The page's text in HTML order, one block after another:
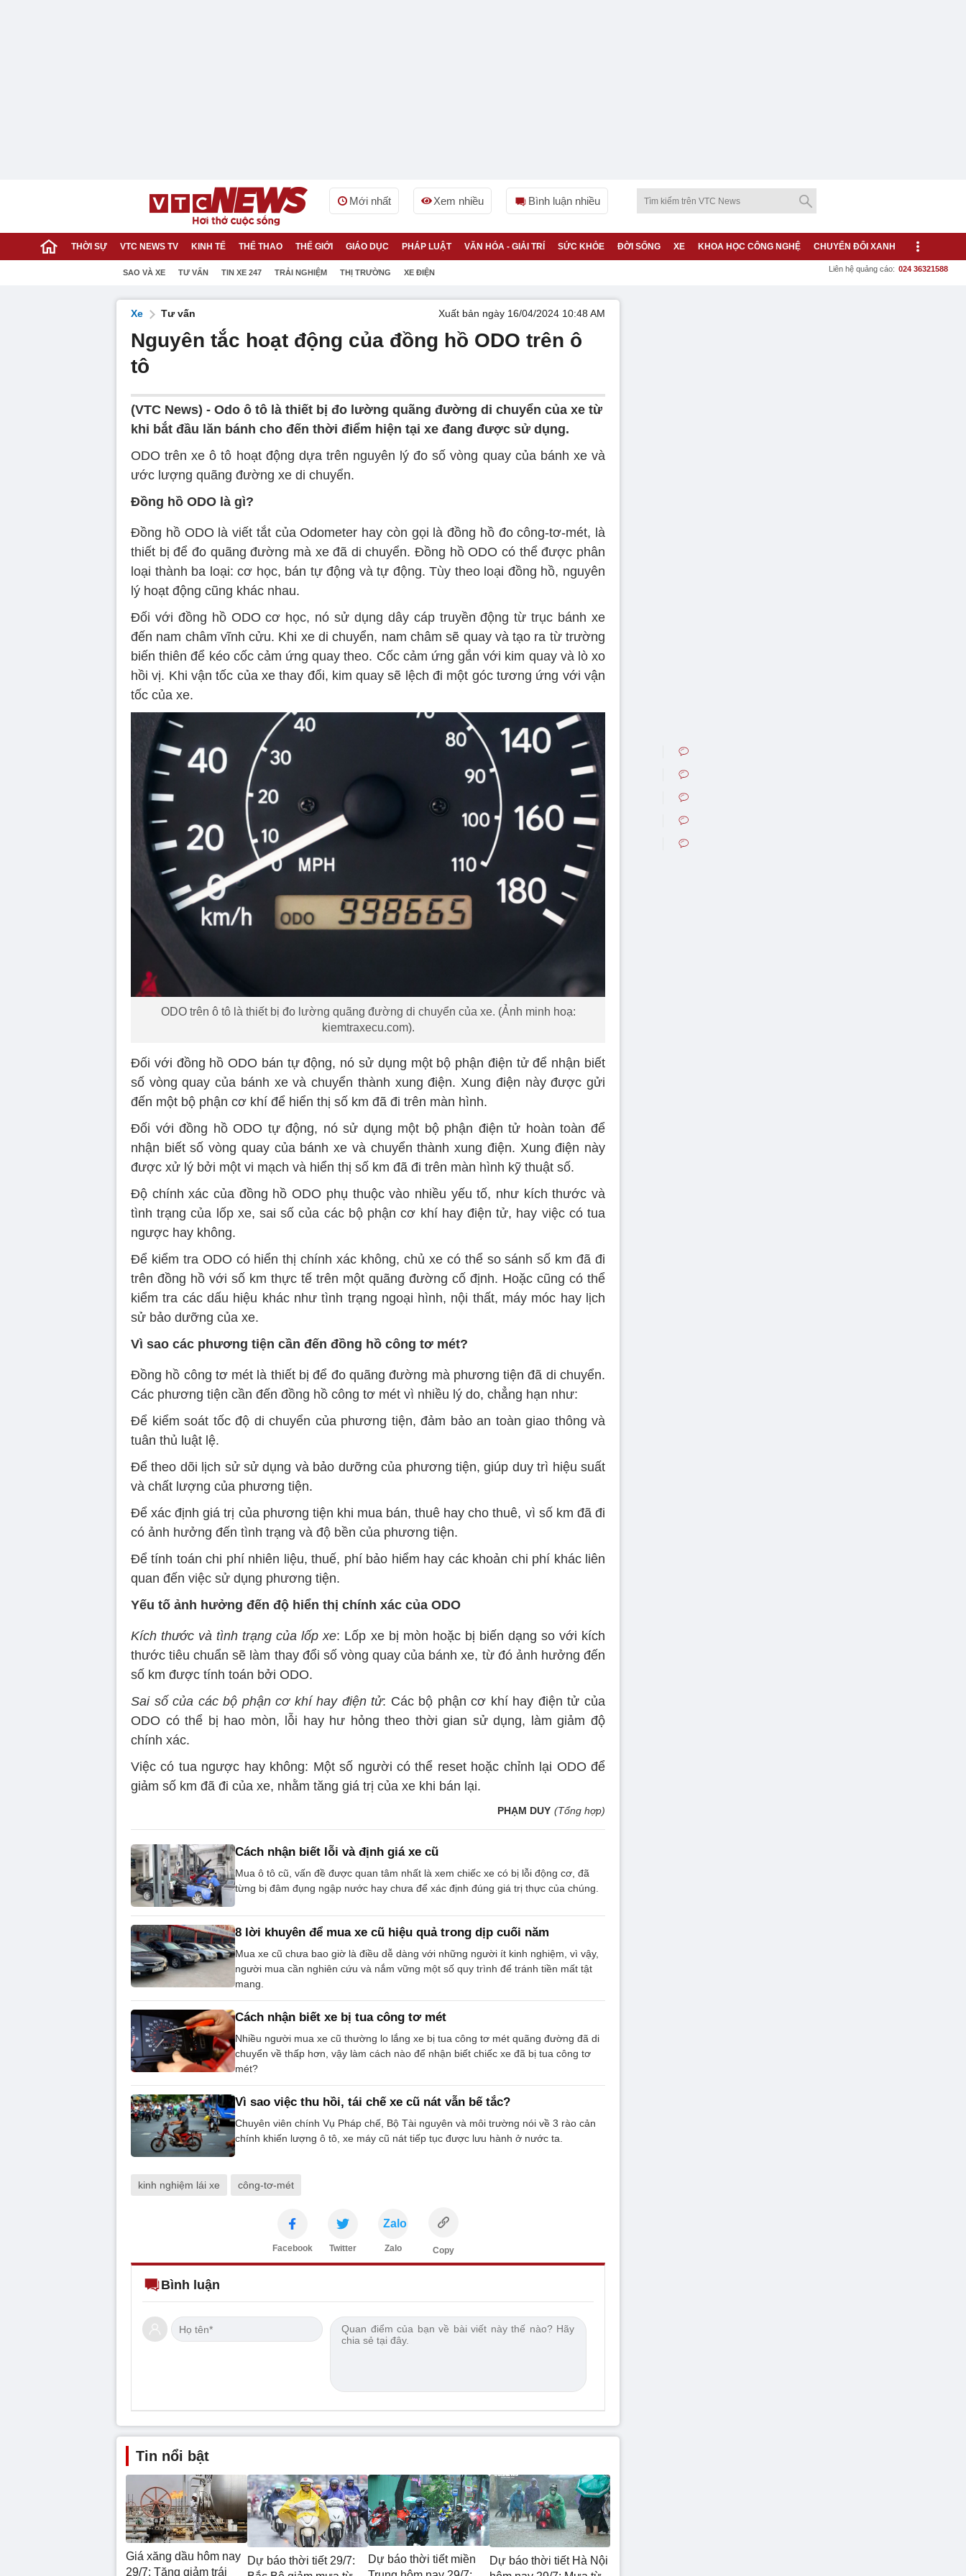
Mới nhất Xem nhiều Bình luận nhiều
THỜI SỰ VTC NEWS TV KINH TẾ THỂ THAO THẾ GIỚI GIÁO DỤC PHÁP LUẬT VĂN HÓA - GIẢI TRÍ SỨC KHỎE ĐỜI SỐNG XE KHOA HỌC CÔNG NGHỆ CHUYỂN ĐỔI XANH
SAO VÀ XE TƯ VẤN TIN XE 247 TRẢI NGHIỆM THỊ TRƯỜNG XE ĐIỆN Liên hệ quảng cáo: 024 36321588
Xe Tư vấn Xuất bản ngày 16/04/2024 10:48 AM
Nguyên tắc hoạt động của đồng hồ ODO trên ô
tô
(VTC News) - Odo ô tô là thiết bị đo lường quãng đường di chuyển của xe từ
khi bắt đầu lăn bánh cho đến thời điểm hiện tại xe đang được sử dụng.
ODO trên xe ô tô hoạt động dựa trên nguyên lý đo số vòng quay của bánh xe và
ước lượng quãng đường xe di chuyển.
Đồng hồ ODO là gì?
Đồng hồ ODO là viết tắt của Odometer hay còn gọi là đồng hồ đo công-tơ-mét, là
thiết bị để đo quãng đường mà xe đã di chuyển. Đồng hồ ODO có thể được phân
loại thành ba loại: cơ học, bán tự động và tự động. Tùy theo loại đồng hồ, nguyên
lý hoạt động cũng khác nhau.
Đối với đồng hồ ODO cơ học, nó sử dụng dây cáp truyền động từ trục bánh xe
đến nam châm vĩnh cửu. Khi xe di chuyển, nam châm sẽ quay và tạo ra từ trường
biến thiên để kéo cốc cảm ứng quay theo. Cốc cảm ứng gắn với kim quay và lò xo
hồi vị. Khi vận tốc của xe thay đổi, kim quay sẽ lệch đi một góc tương ứng với vận
tốc của xe.
ODO trên ô tô là thiết bị đo lường quãng đường di chuyển của xe. (Ảnh minh hoạ:
kiemtraxecu.com).
Đối với đồng hồ ODO bán tự động, nó sử dụng một bộ phận điện tử để nhận biết
số vòng quay của bánh xe và chuyển thành xung điện. Xung điện này được gửi
đến một bộ phận cơ khí để hiển thị số km đã đi trên màn hình.
Đối với đồng hồ ODO tự động, nó sử dụng một bộ phận điện tử hoàn toàn để
nhận biết số vòng quay của bánh xe và chuyển thành xung điện. Xung điện này
được xử lý bởi một vi mạch và hiển thị số km đã đi trên màn hình kỹ thuật số.
Độ chính xác của đồng hồ ODO phụ thuộc vào nhiều yếu tố, như kích thước và
tình trạng của lốp xe, sai số của các bộ phận cơ khí hay điện tử, hay việc có tua
ngược hay không.
Để kiểm tra ODO có hiển thị chính xác không, chủ xe có thể so sánh số km đã đi
trên đồng hồ với số km thực tế trên một quãng đường cố định. Hoặc cũng có thể
kiểm tra các dấu hiệu khác như tình trạng ngoại hình, nội thất, máy móc hay lịch
sử bảo dưỡng của xe.
Vì sao các phương tiện cần đến đồng hồ công tơ mét?
Đồng hồ công tơ mét là thiết bị để đo quãng đường mà phương tiện đã di chuyển.
Các phương tiện cần đến đồng hồ công tơ mét vì nhiều lý do, chẳng hạn như:
Để kiểm soát tốc độ di chuyển của phương tiện, đảm bảo an toàn giao thông và
tuân thủ luật lệ.
Để theo dõi lịch sử sử dụng và bảo dưỡng của phương tiện, giúp duy trì hiệu suất
và chất lượng của phương tiện.
Để xác định giá trị của phương tiện khi mua bán, thuê hay cho thuê, vì số km đã đi
có ảnh hưởng đến tình trạng và độ bền của phương tiện.
Để tính toán chi phí nhiên liệu, thuế, phí bảo hiểm hay các khoản chi phí khác liên
quan đến việc sử dụng phương tiện.
Yếu tố ảnh hưởng đến độ hiển thị chính xác của ODO
Kích thước và tình trạng của lốp xe: Lốp xe bị mòn hoặc bị biến dạng so với kích
thước tiêu chuẩn sẽ làm thay đổi số vòng quay của bánh xe, từ đó ảnh hưởng đến
số km được tính toán bởi ODO.
Sai số của các bộ phận cơ khí hay điện tử: Các bộ phận cơ khí hay điện tử của
ODO có thể bị hao mòn, lỗi hay hư hỏng theo thời gian sử dụng, làm giảm độ
chính xác.
Việc có tua ngược hay không: Một số người có thể reset hoặc chỉnh lại ODO để
giảm số km đã đi của xe, nhằm tăng giá trị của xe khi bán lại.
PHẠM DUY (Tổng hợp)
Cách nhận biết lỗi và định giá xe cũ
Mua ô tô cũ, vấn đề được quan tâm nhất là xem chiếc xe có bị lỗi động cơ, đã
từng bị đâm đụng ngập nước hay chưa để xác định đúng giá trị thực của chúng.
8 lời khuyên để mua xe cũ hiệu quả trong dịp cuối năm
Mua xe cũ chưa bao giờ là điều dễ dàng với những người ít kinh nghiệm, vì vậy,
người mua cần nghiên cứu và nắm vững một số quy trình để tránh tiền mất tật
mang.
Cách nhận biết xe bị tua công tơ mét
Nhiều người mua xe cũ thường lo lắng xe bị tua công tơ mét quãng đường đã di
chuyển về thấp hơn, vậy làm cách nào để nhận biết chiếc xe đã bị tua công tơ
mét?
Vì sao việc thu hồi, tái chế xe cũ nát vẫn bế tắc?
Chuyên viên chính Vụ Pháp chế, Bộ Tài nguyên và môi trường nói về 3 rào cản
chính khiến lượng ô tô, xe máy cũ nát tiếp tục được lưu hành ở nước ta.
kinh nghiệm lái xe công-tơ-mét
Facebook Twitter
Zalo
Zalo Copy
Bình luận
Tin nổi bật
Giá xăng dầu hôm nay
29/7: Tăng giảm trái
Dự báo thời tiết 29/7:
Dự báo thời tiết miền
Dự báo thời tiết Hà Nội